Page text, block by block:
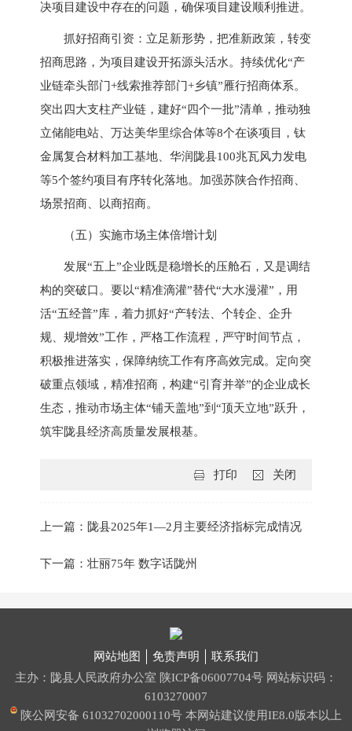
决项目建设中存在的问题，确保项目建设顺利推进。
抓好招商引资：立足新形势，把准新政策，转变
招商思路，为项目建设开拓源头活水。持续优化“产
业链牵头部门+线索推荐部门+乡镇”雁行招商体系。
突出四大支柱产业链，建好“四个一批”清单，推动独
立储能电站、万达美华里综合体等8个在谈项目，钛
金属复合材料加工基地、华润陇县100兆瓦风力发电
等5个签约项目有序转化落地。加强苏陕合作招商、
场景招商、以商招商。
（五）实施市场主体倍增计划
发展“五上”企业既是稳增长的压舱石，又是调结
构的突破口。要以“精准滴灌”替代“大水漫灌”，用
活“五经普”库，着力抓好“产转法、个转企、企升
规、规增效”工作，严格工作流程，严守时间节点，
积极推进落实，保障纳统工作有序高效完成。定向突
破重点领域，精准招商，构建“引育并举”的企业成长
生态，推动市场主体“铺天盖地”到“顶天立地”跃升，
筑牢陇县经济高质量发展根基。
关闭
打印
上一篇：陇县2025年1—2月主要经济指标完成情况
下一篇：壮丽75年 数字话陇州
网站地图 免责声明
联系我们
主办：陇县人民政府办公室 陕ICP备06007704号 网站标识码：
6103270007
陕公网安备 61032702000110号本网站建议使用IE8.0版本以上